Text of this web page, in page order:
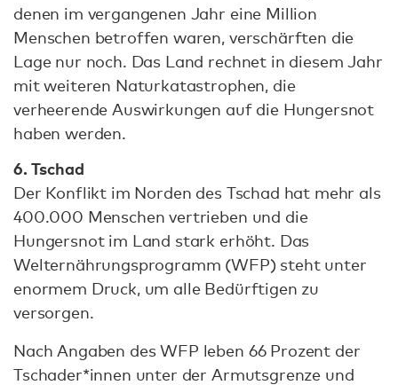
denen im vergangenen Jahr eine Million
Menschen betroffen waren, verschärften die
Lage nur noch. Das Land rechnet in diesem Jahr
mit weiteren Naturkatastrophen, die
verheerende Auswirkungen auf die Hungersnot
haben werden.
6. Tschad
Der Konflikt im Norden des Tschad hat mehr als
400.000 Menschen vertrieben und die
Hungersnot im Land stark erhöht. Das
Welternährungsprogramm (WFP) steht unter
enormem Druck, um alle Bedürftigen zu
versorgen.
Nach Angaben des WFP leben 66 Prozent der
Tschader*innen unter der Armutsgrenze und